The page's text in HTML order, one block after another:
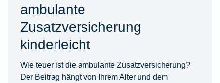
ambulante
Zusatzversicherung
kinderleicht
Wie teuer ist die ambulante Zusatzversicherung?
Der Beitrag hängt von Ihrem Alter und dem